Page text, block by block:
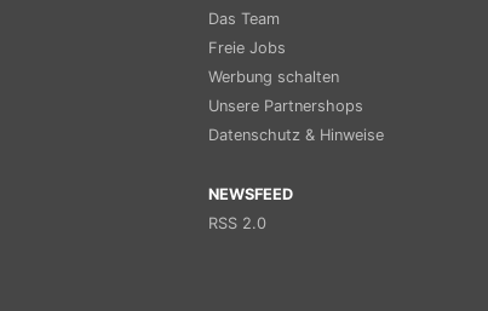
Das Team
Freie Jobs
Werbung schalten
Unsere Partnershops
Datenschutz & Hinweise
NEWSFEED
RSS 2.0